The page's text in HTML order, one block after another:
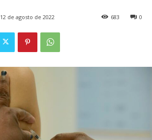
12 de agosto de 2022 0
683